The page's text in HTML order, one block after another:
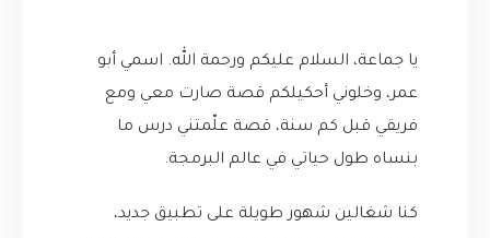
يا جماعة، السلام عليكم ورحمة الله. اسمي أبو
عمر، وخلوني أحكيلكم قصة صارت معي ومع
فريقي قبل كم سنة، قصة علّمتني درس ما
بنساه طول حياتي في عالم البرمجة.
كنا شغالين شهور طويلة على تطبيق جديد،